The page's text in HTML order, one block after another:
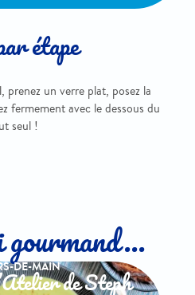
étape
prenez un verre plat, posez la
fermement avec le dessous du
seul !
gourmand...
DE-MAIN
de Steph